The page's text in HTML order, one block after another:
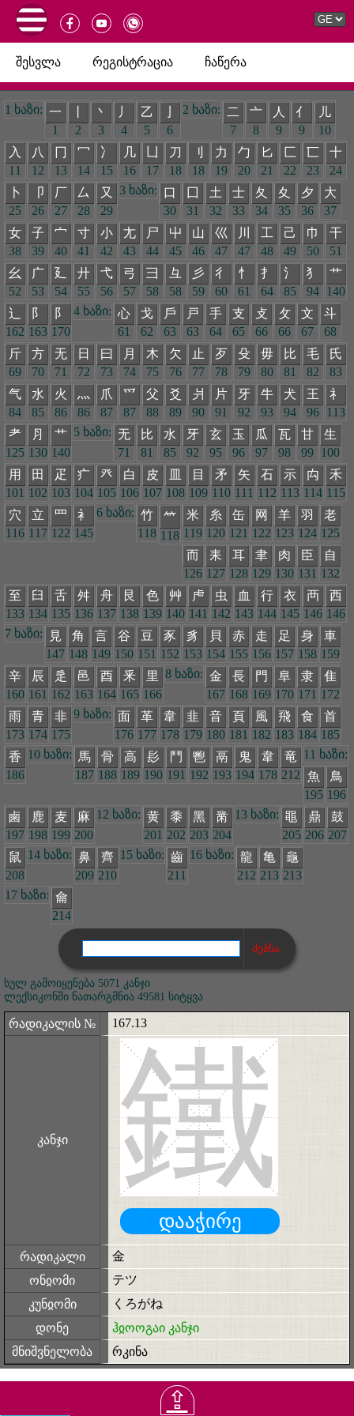
შესვლა რეგისტრაცია ჩაწერა
1 ხაზი: 一
1
2
丶
3
丿
4
乙
5
6
2 ხაზი:
二
7
亠
8
人
9
亻
9
儿
10
入
11
八
12
冂
13
冖
14
冫
15
几
16
17
刀
18
刂
18
力
19
勹
20
匕
21
匚
22
匸
23
十
24
卜
25
卩
26
厂
27
厶
28
又
29
3 ხაზი: 口
30
囗
31
土
32
士
33
夂
34
夊
35
夕
36
大
37
女
38
子
39
宀
40
寸
41
小
42
尢
43
尸
44
屮
45
山
46
巛
47
川
47
工
48
己
49
巾
50
干
51
幺
52
广
53
廴
54
廾
55
弋
56
弓
57
彐
58
彑
58
彡
59
彳
60
忄
61
扌
64
氵
85
犭
94
艹
140
辶
162
阝
163
阝
170
4 ხაზი: 心
61
戈
62
戶
63
戸
63
手
64
支
65
攴
66
攵
66
文
67
斗
68
斤
69
方
70
无
71
日
72
曰
73
月
74
木
75
欠
76
止
77
歹
78
殳
79
毋
80
比
81
毛
82
氏
83
气
84
水
85
火
86
灬
86
爪
87
爫
87
父
88
爻
89
爿
90
片
91
牙
92
牛
93
犬
94
王
96
礻
113
耂
125
⺼
130
艹
140
5 ხაზი: 无
71
比
81
水
85
牙
92
玄
95
玉
96
瓜
97
瓦
98
甘
99
生
100
用
101
田
102
疋
103
疒
104
癶
105
白
106
皮
107
皿
108
目
109
矛
110
矢
111
石
112
示
113
禸
114
禾
115
穴
116
立
117
罒
122
衤
145
6 ხაზი: 竹
118
𥫗
118
米
119
糸
120
缶
121
网
122
羊
123
羽
124
老
125
而
126
耒
127
耳
128
聿
129
肉
130
臣
131
自
132
至
133
臼
134
舌
135
舛
136
舟
137
艮
138
色
139
艸
140
虍
141
虫
142
血
143
行
144
衣
145
襾
146
西
146
7 ხაზი:
見
147
角
148
言
149
谷
150
豆
151
豕
152
豸
153
貝
154
赤
155
走
156
足
157
身
158
車
159
辛
160
辰
161
辵
162
邑
163
酉
164
釆
165
里
166
8 ხაზი: 金
167
長
168
門
169
阜
170
隶
171
隹
172
雨
173
青
174
非
175
9 ხაზი: 面
176
革
177
韋
178
韭
179
音
180
頁
181
風
182
飛
183
食
184
首
185
香
186
10 ხაზი: 馬
187
骨
188
高
189
髟
190
鬥
191
鬯
192
鬲
193
鬼
194
韋
178
竜
212
11 ხაზი:
魚
195
鳥
196
鹵
197
鹿
198
麦
199
麻
200
12 ხაზი: 黄
201
黍
202
黑
203
黹
204
13 ხაზი: 黽
205
鼎
206
鼓
207
鼠
208
14 ხაზი: 鼻
209
齊
210
15 ხაზი: 齒
211
16 ხაზი: 龍
212
亀
213
龜
213
17 ხაზი: 龠
214
სულ გამოიყენება 5071 კანჯი
ლექსიკონში ნათარგმნია 49581 სიტყვა
რადიკალის № 167.13
კანჯი 鐵
დააჭირე
რადიკალი
金
ონჲომი
テツ
კუნჲომი
くろがね
დონე
ჰჲოოგაი კანჯი
მნიშვნელობა
რკინა
⇪